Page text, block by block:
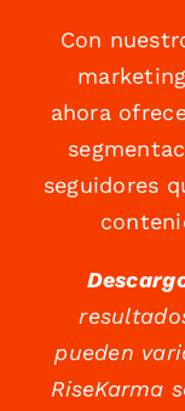
Con
ahora
seguidores
pueden
RiseKarma